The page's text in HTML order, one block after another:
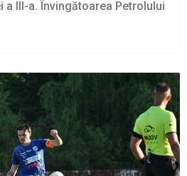
a III-a. Învingătoarea Petrolului